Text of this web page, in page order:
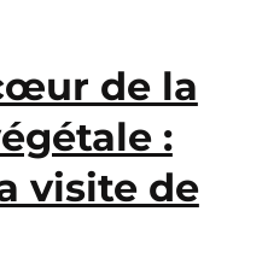
de la
:
visite de